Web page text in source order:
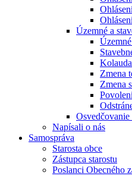
Územné a
Zmena
Zmena
Napísali o nás
Samospráva
Starosta obce
Zástupca starostu
Poslanci Obecného